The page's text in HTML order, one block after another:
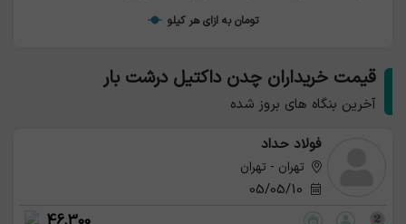
تومان به ازای هر کیلو
قیمت خریداران چدن داکتیل درشت بار
آخرین بنگاه های بروز شده
فولاد حداد
تهران - تهران